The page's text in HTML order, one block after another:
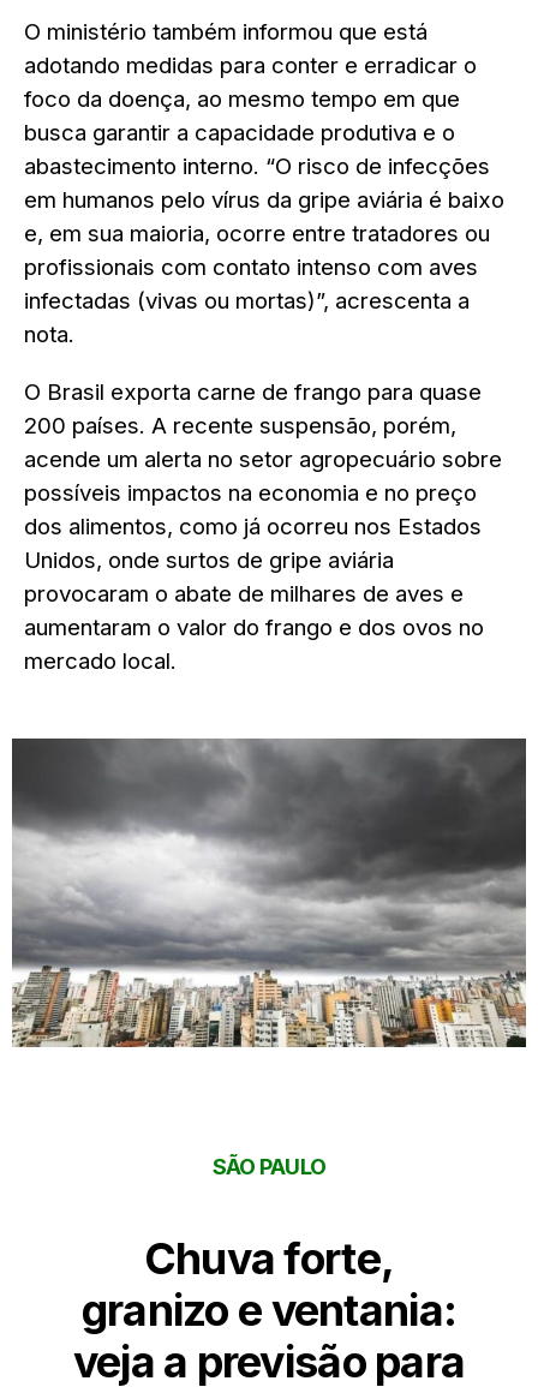
O ministério também informou que está
adotando medidas para conter e erradicar o
foco da doença, ao mesmo tempo em que
busca garantir a capacidade produtiva e o
abastecimento interno. “O risco de infecções
em humanos pelo vírus da gripe aviária é baixo
e, em sua maioria, ocorre entre tratadores ou
profissionais com contato intenso com aves
infectadas (vivas ou mortas)”, acrescenta a
nota.
O Brasil exporta carne de frango para quase
200 países. A recente suspensão, porém,
acende um alerta no setor agropecuário sobre
possíveis impactos na economia e no preço
dos alimentos, como já ocorreu nos Estados
Unidos, onde surtos de gripe aviária
provocaram o abate de milhares de aves e
aumentaram o valor do frango e dos ovos no
mercado local.
SÃO PAULO
Chuva forte,
granizo e ventania:
veja a previsão para